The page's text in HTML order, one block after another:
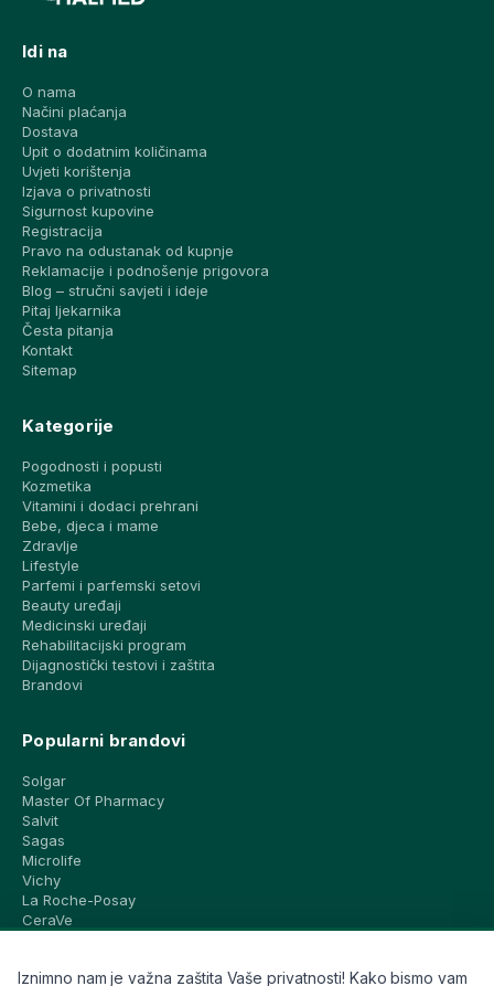
Idi na
O nama
Načini plaćanja
Dostava
Upit o dodatnim količinama
Uvjeti korištenja
Izjava o privatnosti
Sigurnost kupovine
Registracija
Pravo na odustanak od kupnje
Reklamacije i podnošenje prigovora
Blog – stručni savjeti i ideje
Pitaj ljekarnika
Česta pitanja
Kontakt
Sitemap
Kategorije
Pogodnosti i popusti
Kozmetika
Vitamini i dodaci prehrani
Bebe, djeca i mame
Zdravlje
Lifestyle
Parfemi i parfemski setovi
Beauty uređaji
Medicinski uređaji
Rehabilitacijski program
Dijagnostički testovi i zaštita
Brandovi
Popularni brandovi
Solgar
Master Of Pharmacy
Salvit
Sagas
Microlife
Vichy
La Roche-Posay
CeraVe
Bioderma
Iznimno nam je važna zaštita Vaše privatnosti! Kako bismo vam